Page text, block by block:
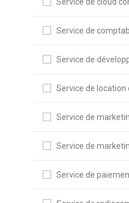
Service de
Service de
Service de
Service de
Service de
Service de